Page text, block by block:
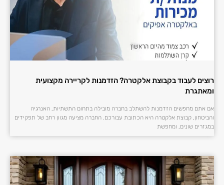
רוצים לעבוד בקבוצת אלקטרה? הזדמנות לקריירה מקצועית
ומאתגרת
אם אתם מחפשים הזדמנות להשתלב בחברה מובילה בתחום התשתיות, האנרגיה
והביטחון, קבוצת אלקטרה היא הכתובת עבורכם. החברה מציעה מגוון רחב של תפקידים
במגזרים שונים, ומחפשת